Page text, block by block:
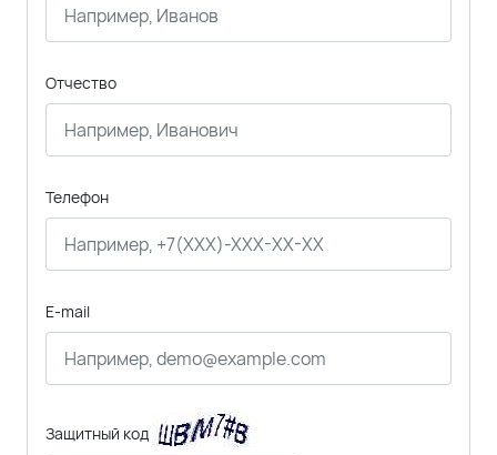
Отчество
Телефон
E-mail
Защитный код